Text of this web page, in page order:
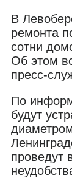
В
ремонта
сотни
Об этом
пресс-
По
будут
проведут